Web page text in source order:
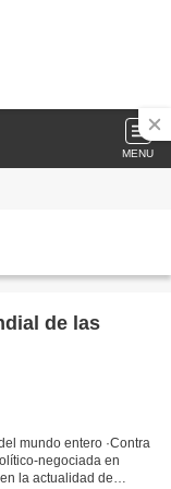
MENU
de las
mundo entero ·Contra
negociada en
la actualidad de